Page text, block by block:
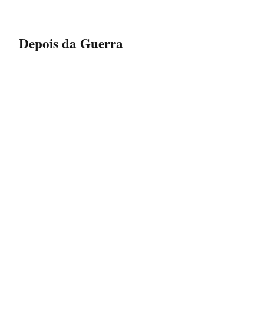
Depois da Guerra